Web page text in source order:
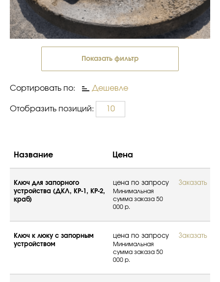
Показать фильтр
Сортировать по: Дешевле
Отобразить позиций: 10
Название Цена
Ключ для запорного
устройства (ДКЛ, КР-1, КР-2,
краб)
цена по запросу
Минимальная
сумма заказа 50
000 р.
Заказать
Ключ к люку с запорным
устройством
цена по запросу
Минимальная
сумма заказа 50
000 р.
Заказать